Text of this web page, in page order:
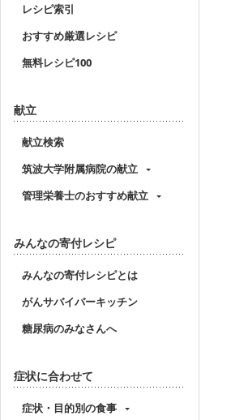
レシピ索引
おすすめ厳選レシピ
無料レシピ100
献立
献立検索
筑波大学附属病院の献立
管理栄養士のおすすめ献立
みんなの寄付レシピ
みんなの寄付レシピとは
がんサバイバーキッチン
糖尿病のみなさんへ
症状に合わせて
症状・目的別の食事